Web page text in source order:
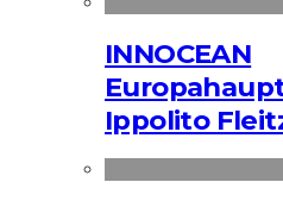
INNOCEAN
Ippolito